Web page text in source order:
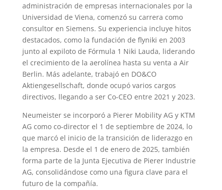
administración de empresas internacionales por la
Universidad de Viena, comenzó su carrera como
consultor en Siemens. Su experiencia incluye hitos
destacados, como la fundación de flyniki en 2003
junto al expiloto de Fórmula 1 Niki Lauda, liderando
el crecimiento de la aerolínea hasta su venta a Air
Berlin. Más adelante, trabajó en DO&CO
Aktiengesellschaft, donde ocupó varios cargos
directivos, llegando a ser Co-CEO entre 2021 y 2023.
Neumeister se incorporó a Pierer Mobility AG y KTM
AG como co-director el 1 de septiembre de 2024, lo
que marcó el inicio de la transición de liderazgo en
la empresa. Desde el 1 de enero de 2025, también
forma parte de la Junta Ejecutiva de Pierer Industrie
AG, consolidándose como una figura clave para el
futuro de la compañía.